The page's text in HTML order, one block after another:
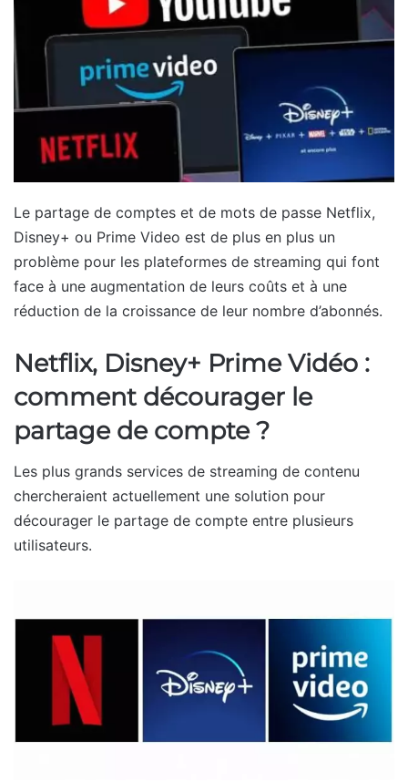
Le partage de comptes et de mots de passe Netflix,
Disney+ ou Prime Video est de plus en plus un
problème pour les plateformes de streaming qui font
face à une augmentation de leurs coûts et à une
réduction de la croissance de leur nombre d’abonnés.
Netflix, Disney+ Prime Vidéo :
comment décourager le
partage de compte ?
Les plus grands services de streaming de contenu
chercheraient actuellement une solution pour
décourager le partage de compte entre plusieurs
utilisateurs.